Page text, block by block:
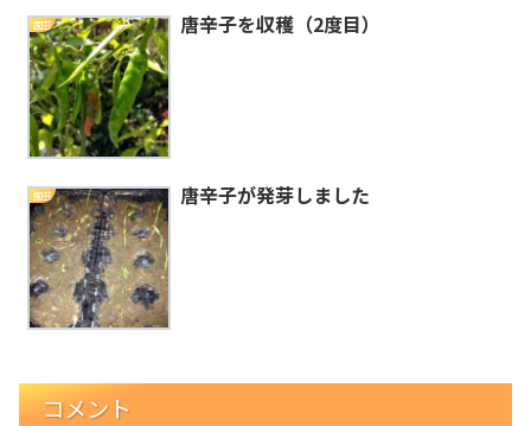
園芸 唐辛子を収穫（2度目）
園芸 唐辛子が発芽しました
コメント